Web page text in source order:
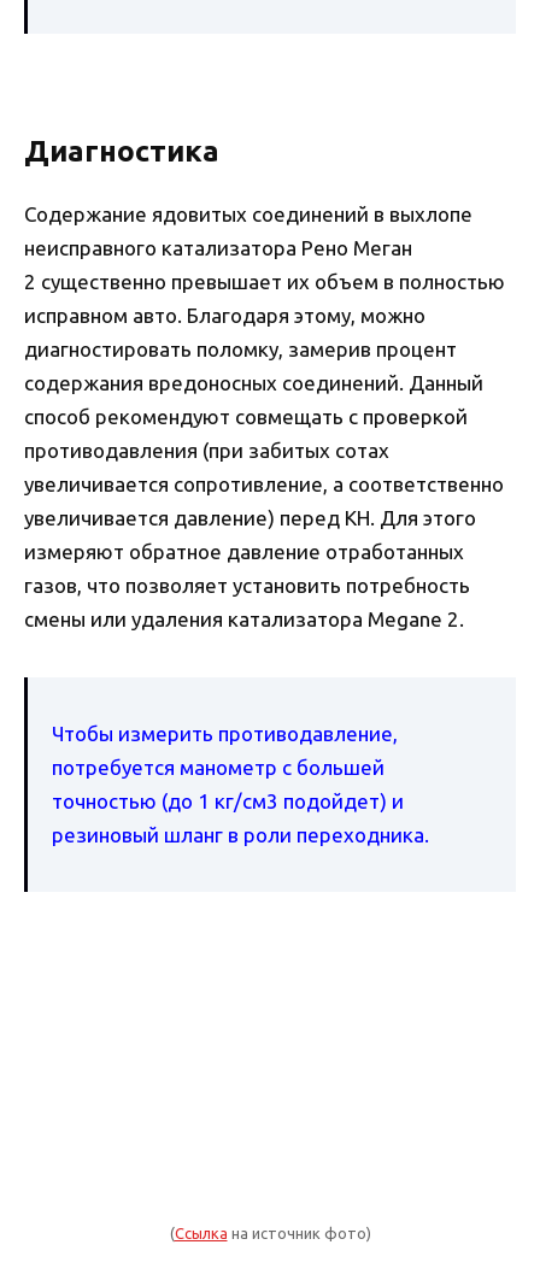
Диагностика
Содержание ядовитых соединений в выхлопе
неисправного катализатора Рено Меган
2 существенно превышает их объем в полностью
исправном авто. Благодаря этому, можно
диагностировать поломку, замерив процент
содержания вредоносных соединений. Данный
способ рекомендуют совмещать с проверкой
противодавления (при забитых сотах
увеличивается сопротивление, а соответственно
увеличивается давление) перед КН. Для этого
измеряют обратное давление отработанных
газов, что позволяет установить потребность
смены или удаления катализатора Megane 2.
Чтобы измерить противодавление,
потребуется манометр с большей
точностью (до 1 кг/см3 подойдет) и
резиновый шланг в роли переходника.
(Ссылка на источник фото)